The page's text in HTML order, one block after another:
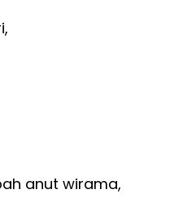
anut wirama,